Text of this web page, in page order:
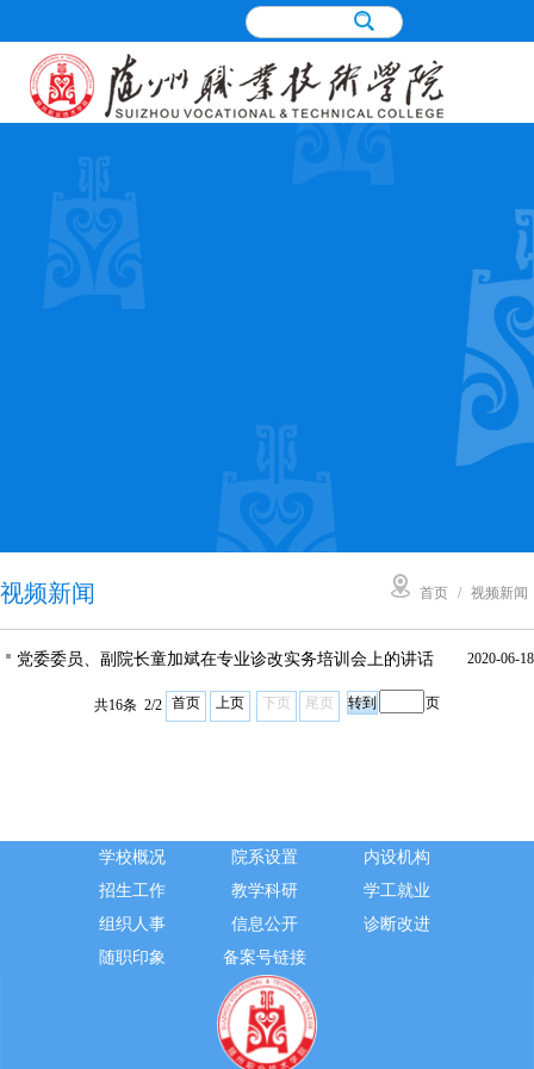
视频新闻 首页 / 视频新闻
党委委员、副院长童加斌在专业诊改实务培训会上的讲话 2020-06-18
共16条 2/2 首页 上页 下页 尾页 页
学校概况 院系设置
内设机构
招生工作
教学科研
学工就业
组织人事
信息公开
诊断改进
随职印象
备案号链接